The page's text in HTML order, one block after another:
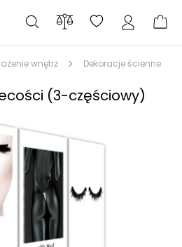
wnętrz Dekoracje ścienne
(3-częściowy)